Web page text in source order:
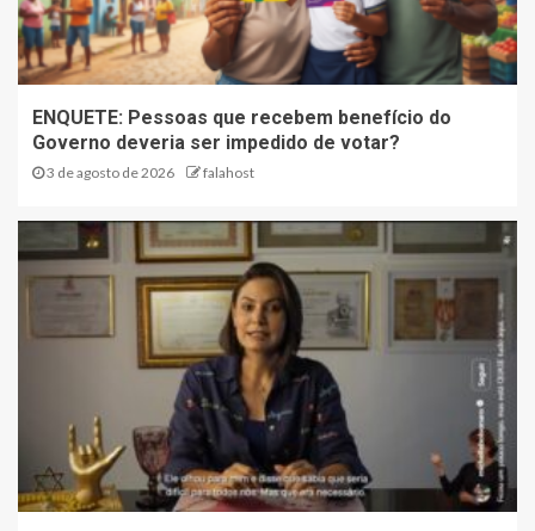
ENQUETE: Pessoas que recebem benefício do
Governo deveria ser impedido de votar?
3 de agosto de 2026 falahost